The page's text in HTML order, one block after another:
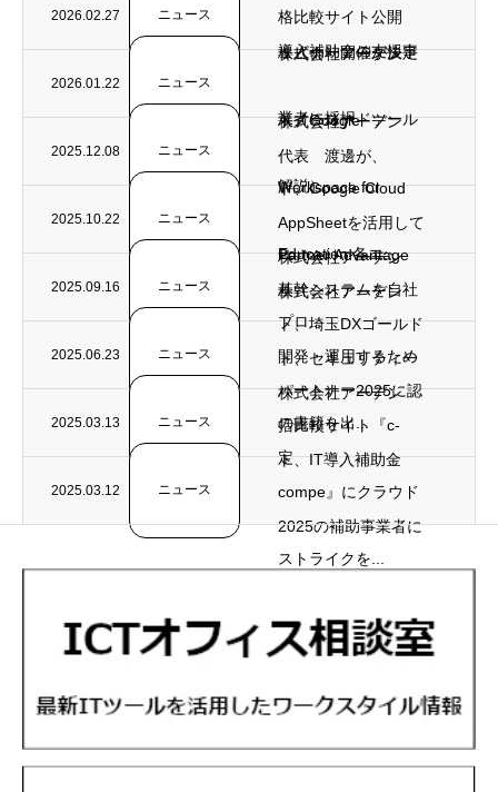
格比較サイト公開
2026.02.27 ニュース
導入補助金の支援事
業者に採択
2026.01.22 ニュース
ェビナー開催が決定
（ノーコードツール
解説）
2025.12.08 ニュース
株式会社アーデン
ト、Google
Workspace for
Education 各エ...
2025.10.22 ニュース
株式会社アーデン
ト、Google Cloud
Partner Advantage
プロ...
2025.09.16 ニュース
代表 渡邊が、
AppSheetを活用して
基幹システムを自社
開発・運用するため
の書籍を出...
2025.06.23 ニュース
株式会社アーデン
ト、埼玉DXゴールド
パートナー2025に認
定
2025.03.13 ニュース
株式会社アーデン
ト、セキュリティ一
括比較サイト『c-
compe』にクラウド
ストライクを...
2025.03.12 ニュース
株式会社アーデン
ト、IT導入補助金
2025の補助事業者に